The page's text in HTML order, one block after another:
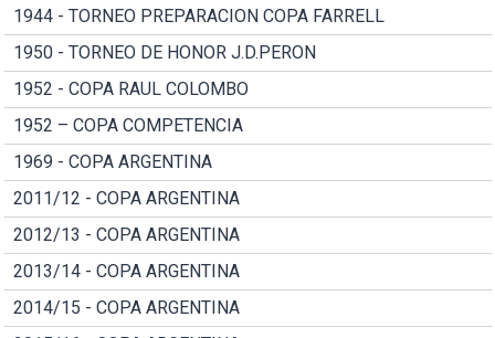
1944 - TORNEO PREPARACION COPA FARRELL
1950 - TORNEO DE HONOR J.D.PERON
1952 - COPA RAUL COLOMBO
1952 – COPA COMPETENCIA
1969 - COPA ARGENTINA
2011/12 - COPA ARGENTINA
2012/13 - COPA ARGENTINA
2013/14 - COPA ARGENTINA
2014/15 - COPA ARGENTINA